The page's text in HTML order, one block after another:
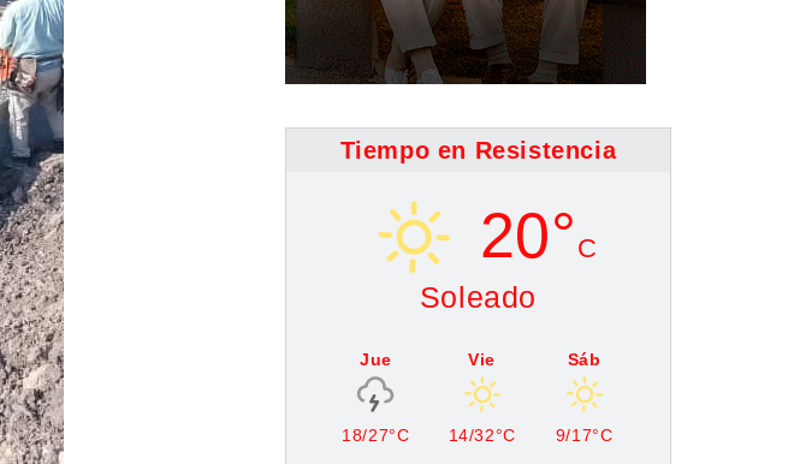
Tiempo en Resistencia
20° C
Soleado
Jue
18/27°C
Vie
14/32°C
Sáb
9/17°C